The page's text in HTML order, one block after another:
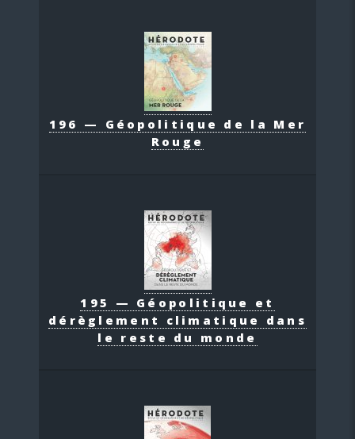
196 — Géopolitique de la Mer
Rouge
195 — Géopolitique et
dérèglement climatique dans
le reste du monde